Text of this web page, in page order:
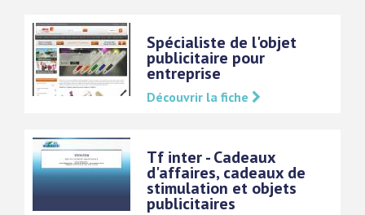
Spécialiste de l'objet
publicitaire pour
entreprise
Découvrir la fiche
Tf inter - Cadeaux
d'affaires, cadeaux de
stimulation et objets
publicitaires